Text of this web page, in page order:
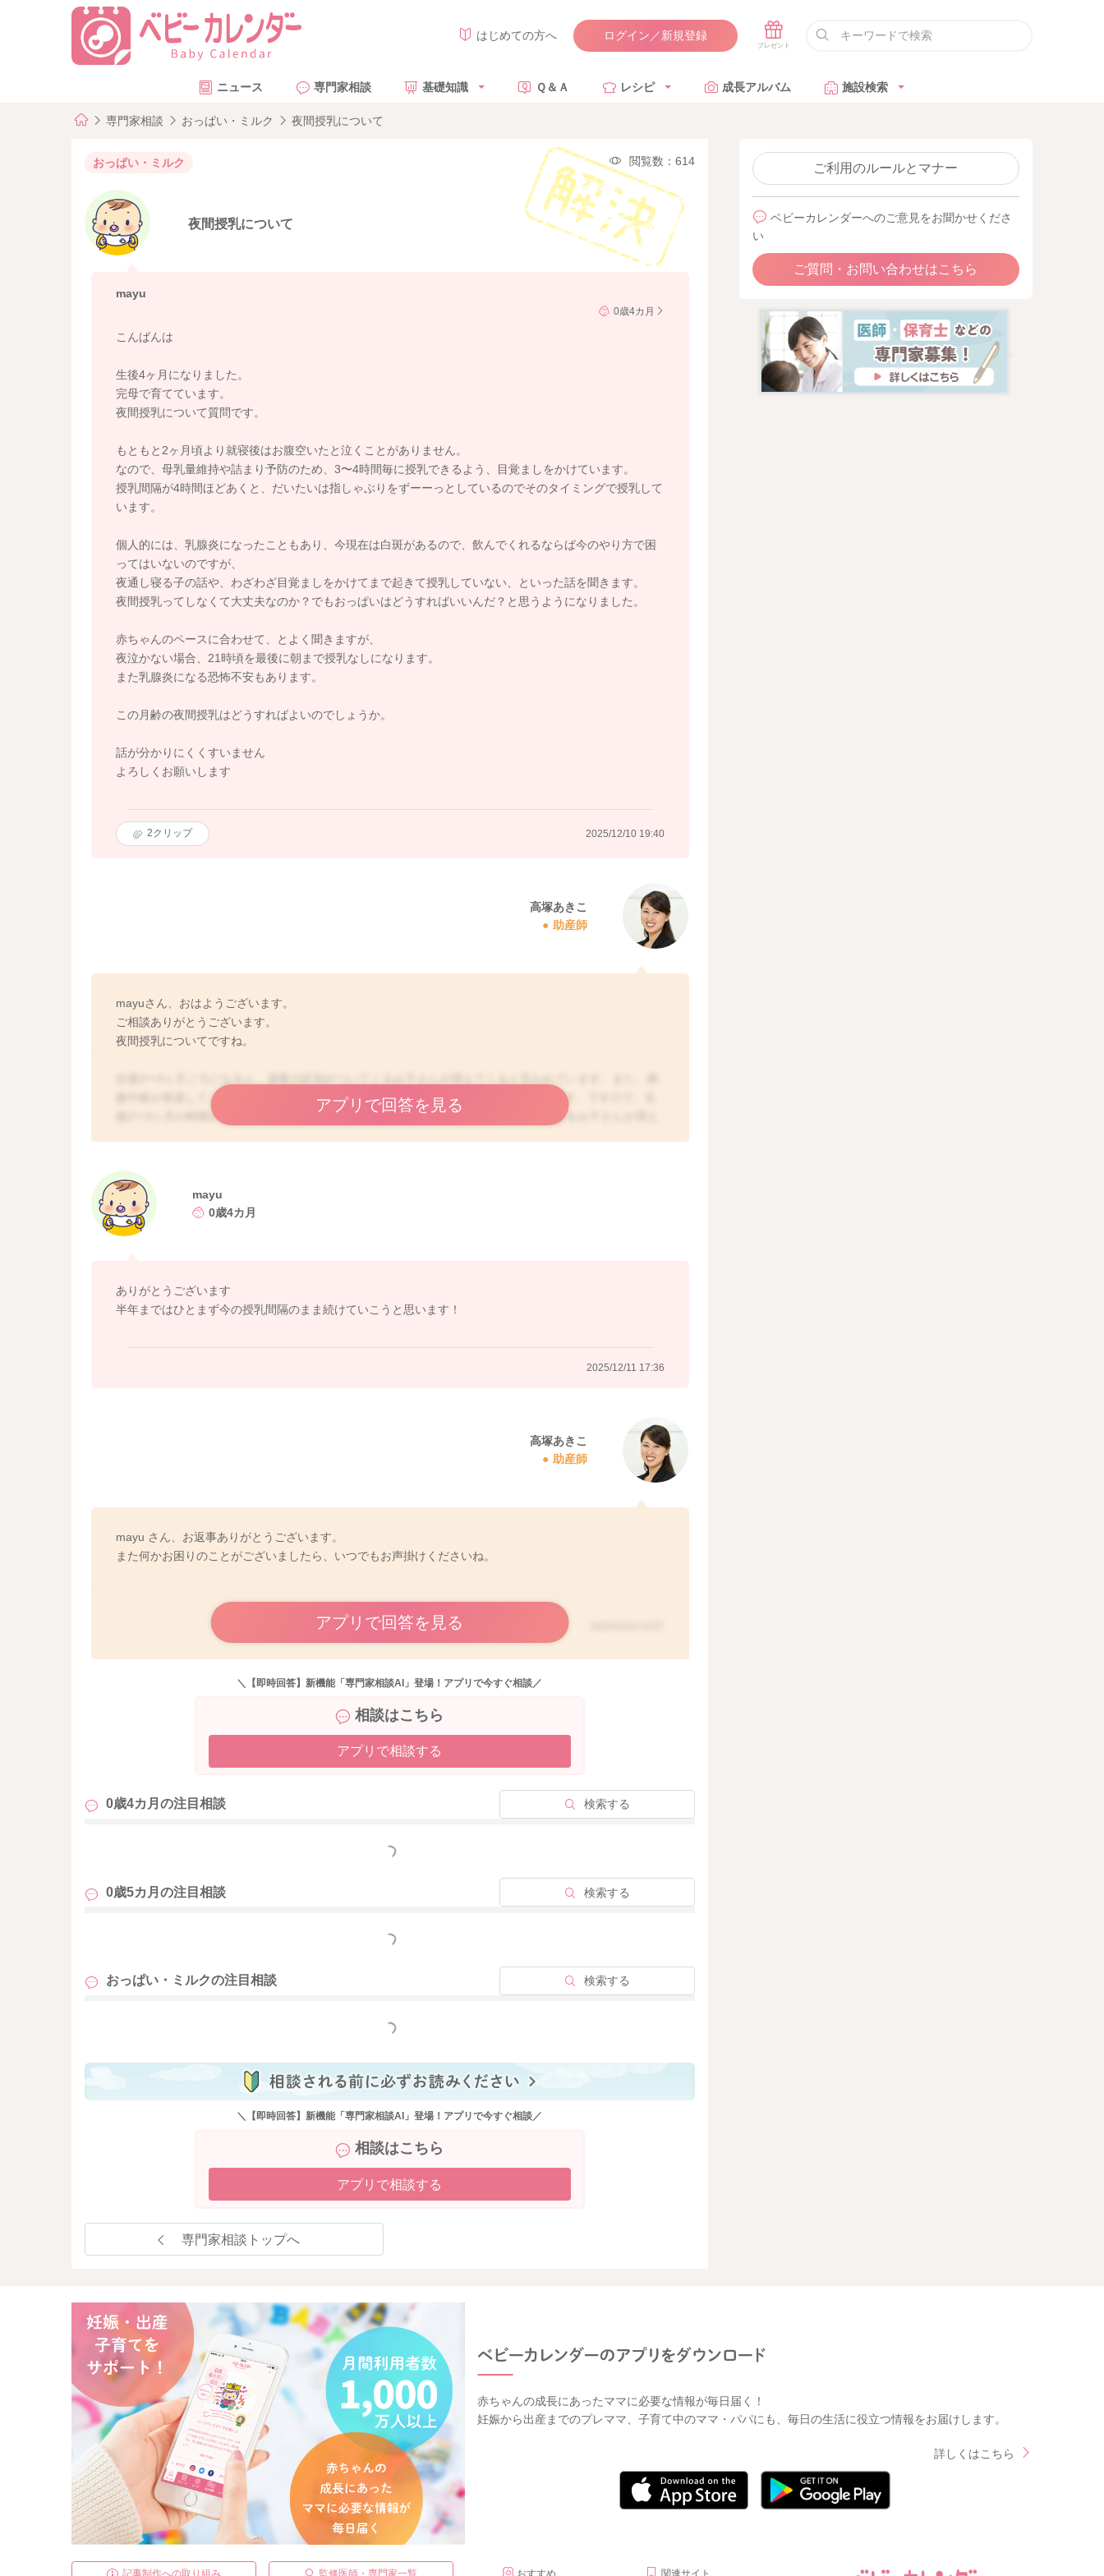
はじめての方へ ログイン／新規登録
ニュース 専門家相談 基礎知識 Ｑ＆Ａ レシピ 成長アルバム 施設検索
専門家相談 おっぱい・ミルク 夜間授乳について
おっぱい・ミルク 閲覧数：614
夜間授乳について
mayu
0歳4カ月
こんばんは
生後4ヶ月になりました。
完母で育てています。
夜間授乳について質問です。
もともと2ヶ月頃より就寝後はお腹空いたと泣くことがありません。
なので、母乳量維持や詰まり予防のため、3〜4時間毎に授乳できるよう、目覚ましをかけています。
授乳間隔が4時間ほどあくと、だいたいは指しゃぶりをずーーっとしているのでそのタイミングで授乳して
います。
個人的には、乳腺炎になったこともあり、今現在は白斑があるので、飲んでくれるならば今のやり方で困
ってはいないのですが、
夜通し寝る子の話や、わざわざ目覚ましをかけてまで起きて授乳していない、といった話を聞きます。
夜間授乳ってしなくて大丈夫なのか？でもおっぱいはどうすればいいんだ？と思うようになりました。
赤ちゃんのペースに合わせて、とよく聞きますが、
夜泣かない場合、21時頃を最後に朝まで授乳なしになります。
また乳腺炎になる恐怖不安もあります。
この月齢の夜間授乳はどうすればよいのでしょうか。
話が分かりにくくすいません
よろしくお願いします
2クリップ 2025/12/10 19:40
高塚あきこ
助産師
mayuさん、おはようございます。
ご相談ありがとうございます。
夜間授乳についてですね。
腹中枢が発達してくるため、お子さんご自身で、飲む量を調節できるようになってきます。ですので、生
後2〜3ヶ月の時期から、日中起きている時間が増え、夜まとまって寝てくれるようになるお子さんが増え
お子さんの欲求に合わせて授乳をしていっていい時期になってくるかと思います。ですが、まだ今の時期
には、母乳分泌などを考えると、夜間も4〜5時間程度で授乳していただくのがいいかと思いますよ。
あまり時間が空きすぎてしまうと、ご心配なさっているように、乳腺炎のリスクが上がったり、おっぱい
の分泌が低下してしまう可能性もあります。また、お子さんによっては、体重の増加が緩やかになってし
年を過ぎたら、夜間にお子さんを起こして授乳なさらなくて良いと言われていますよ。おっぱいのトラブ
ルの有無は、体質的なものもありますので、半年を過ぎたからといって、必ずしも起こらないとは言えま
アプリで回答を見る
mayu
0歳4カ月
ありがとうございます
半年まではひとまず今の授乳間隔のまま続けていこうと思います！
2025/12/11 17:36
高塚あきこ
助産師
mayu さん、お返事ありがとうございます。
また何かお困りのことがございましたら、いつでもお声掛けくださいね。
アプリで回答を見る
＼【即時回答】新機能「専門家相談AI」登場！アプリで今すぐ相談／
相談はこちら
アプリで相談する
0歳4カ月の注目相談 検索する
もっと見る
0歳5カ月の注目相談 検索する
もっと見る
おっぱい・ミルクの注目相談 検索する
もっと見る
＼【即時回答】新機能「専門家相談AI」登場！アプリで今すぐ相談／
相談はこちら
アプリで相談する
専門家相談トップへ
ご利用のルールとマナー
ベビーカレンダーへのご意見をお聞かせくださ
い
ご質問・お問い合わせはこちら
赤ちゃんの成長にあったママに必要な情報が毎日届く！
妊娠から出産までのプレママ、子育て中のママ・パパにも、毎日の生活に役立つ情報をお届けします。
詳しくはこちら
記事制作への取り組み 監修医師・専門家一覧 おすすめ 関連サイト